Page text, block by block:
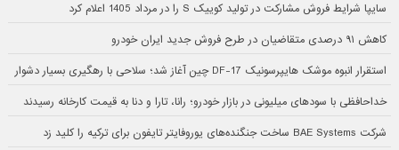
سایپا شرایط فروش مشارکت در تولید کوییک S را در مرداد 1405 اعلام کرد
کاهش ۹۱ درصدی متقاضیان در طرح فروش جدید ایران خودرو
استقرار انبوه موشک هایپرسونیک DF-17 چین آغاز شد؛ سلاحی با رهگیری بسیار دشوار
خداحافظی با سودهای میلیونی در بازار خودرو؛ رانا، تارا و دنا به قیمت کارخانه رسیدند
شرکت BAE Systems ساخت جنگنده‌های یوروفایتر تایفون برای ترکیه را کلید زد